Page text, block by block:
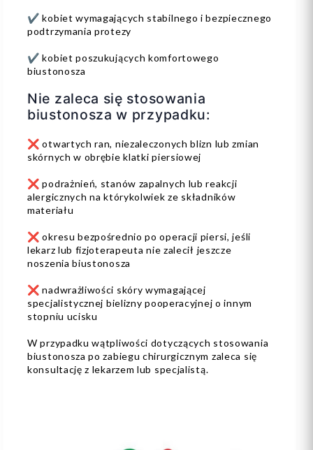
✔️ kobiet wymagających stabilnego i bezpiecznego
podtrzymania protezy
✔️ kobiet poszukujących komfortowego
biustonosza
Nie zaleca się stosowania
biustonosza w przypadku:
❌ otwartych ran, niezaleczonych blizn lub zmian
skórnych w obrębie klatki piersiowej
❌ podrażnień, stanów zapalnych lub reakcji
alergicznych na którykolwiek ze składników
materiału
❌ okresu bezpośrednio po operacji piersi, jeśli
lekarz lub fizjoterapeuta nie zalecił jeszcze
noszenia biustonosza
❌ nadwrażliwości skóry wymagającej
specjalistycznej bielizny pooperacyjnej o innym
stopniu ucisku
W przypadku wątpliwości dotyczących stosowania
biustonosza po zabiegu chirurgicznym zaleca się
konsultację z lekarzem lub specjalistą.